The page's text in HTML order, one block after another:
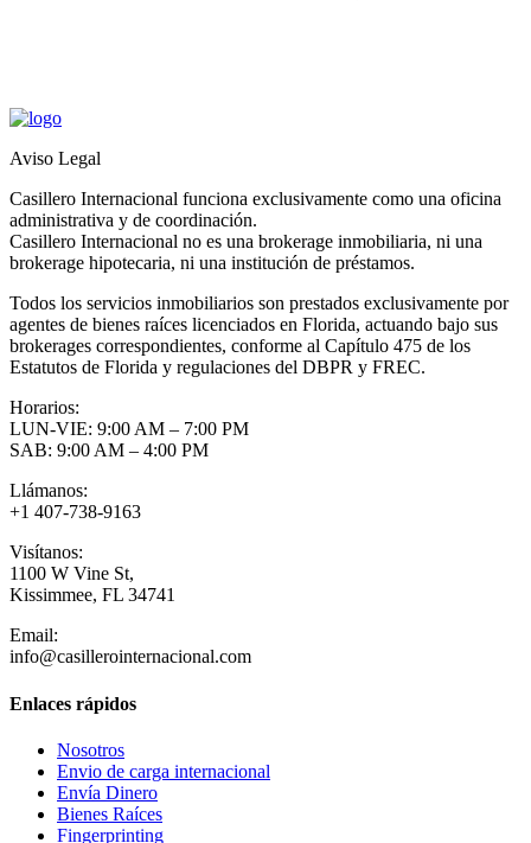
Aviso Legal
Casillero Internacional funciona exclusivamente como una oficina
administrativa y de coordinación.
Casillero Internacional no es una brokerage inmobiliaria, ni una
brokerage hipotecaria, ni una institución de préstamos.
Todos los servicios inmobiliarios son prestados exclusivamente por
agentes de bienes raíces licenciados en Florida, actuando bajo sus
brokerages correspondientes, conforme al Capítulo 475 de los
Estatutos de Florida y regulaciones del DBPR y FREC.
Horarios:
LUN-VIE: 9:00 AM – 7:00 PM
SAB: 9:00 AM – 4:00 PM
Llámanos:
+1 407-738-9163
Visítanos:
1100 W Vine St,
Kissimmee, FL 34741
Email:
info@casillerointernacional.com
Enlaces rápidos
Nosotros
Envio de carga internacional
Envía Dinero
Bienes Raíces
Fingerprinting